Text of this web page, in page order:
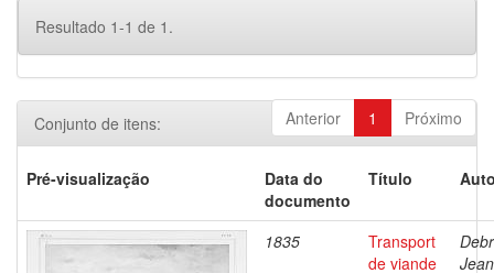
Resultado 1-1 de 1.
Anterior 1 Próximo
Conjunto de itens:
Pré-visualização
Data do
documento
Título
1835
Transport
de viande
Jean